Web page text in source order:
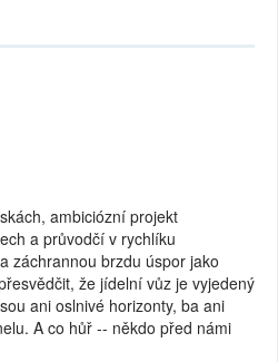
ambiciózní projekt
a průvodčí v rychlíku
záchrannou brzdu úspor jako
že jídelní vůz je vyjedený
ani oslnivé horizonty, ba ani
A co hůř -- někdo před námi